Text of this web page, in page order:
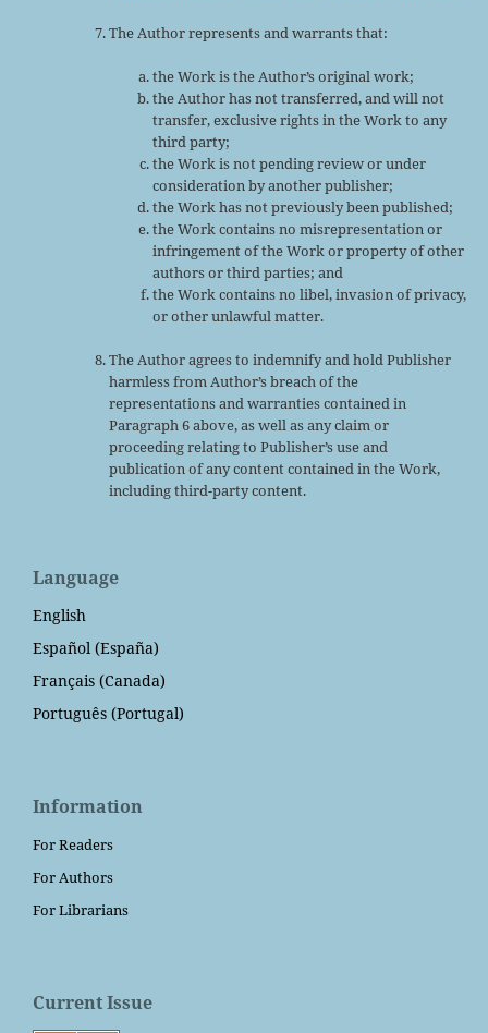
The Author represents and warrants that:
the Work is the Author’s original work;
the Author has not transferred, and will not
transfer, exclusive rights in the Work to any
third party;
the Work is not pending review or under
consideration by another publisher;
the Work has not previously been published;
the Work contains no misrepresentation or
infringement of the Work or property of other
authors or third parties; and
the Work contains no libel, invasion of privacy,
or other unlawful matter.
The Author agrees to indemnify and hold Publisher
harmless from Author’s breach of the
representations and warranties contained in
Paragraph 6 above, as well as any claim or
proceeding relating to Publisher’s use and
publication of any content contained in the Work,
including third-party content.
Language
English
Español (España)
Français (Canada)
Português (Portugal)
Information
For Readers
For Authors
For Librarians
Current Issue